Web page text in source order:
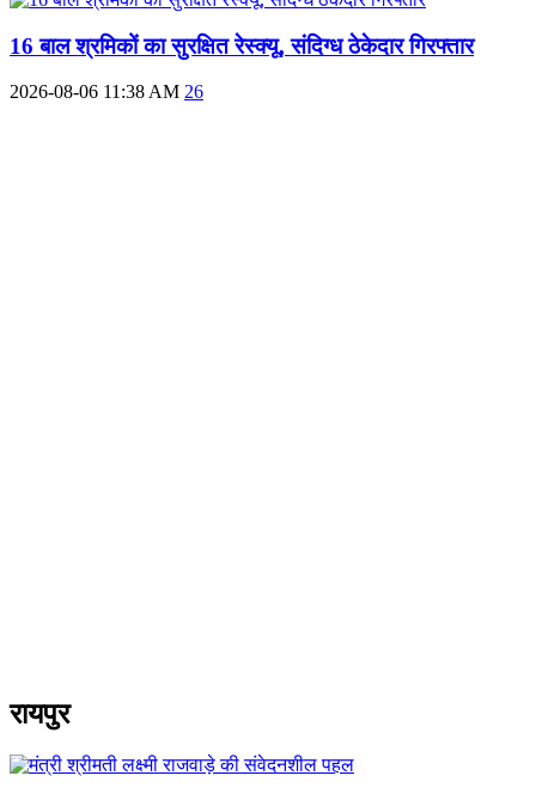
16 बाल श्रमिकों का सुरक्षित रेस्क्यू, संदिग्ध ठेकेदार गिरफ्तार
2026-08-06 11:38 AM 26
रायपुर